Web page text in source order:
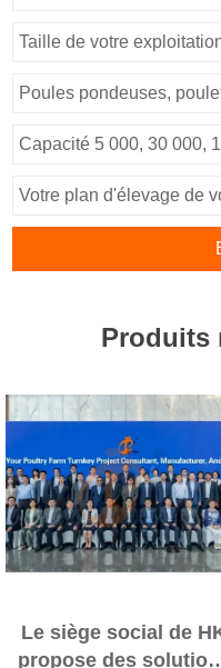
Produits
Le siège social de
propose des